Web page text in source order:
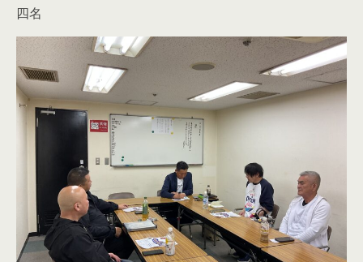
四名